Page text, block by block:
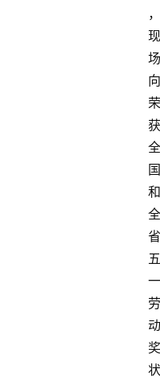
，
现
场
向
荣
获
全
国
和
全
省
五
一
劳
动
奖
状